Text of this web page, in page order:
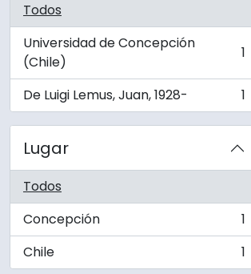
Todos
Universidad de Concepción
(Chile)
, 1 resultados 1
De Luigi Lemus, Juan, 1928-
, 1 resultados 1
Lugar
Todos
Concepción
, 1 resultados
1
Chile
, 1 resultados 1